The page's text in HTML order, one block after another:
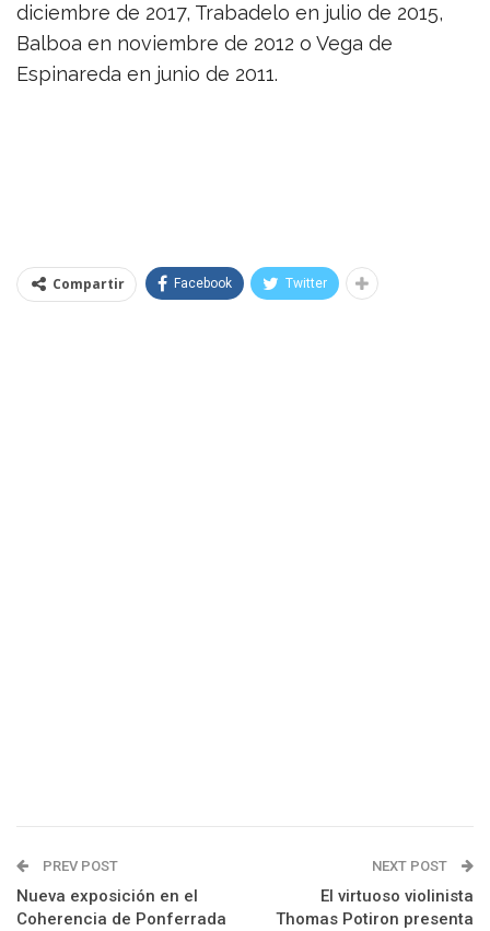
diciembre de 2017, Trabadelo en julio de 2015,
Balboa en noviembre de 2012 o Vega de
Espinareda en junio de 2011.
Compartir Facebook Twitter
PREV POST
Nueva exposición en el
Coherencia de Ponferrada
NEXT POST
El virtuoso violinista
Thomas Potiron presenta